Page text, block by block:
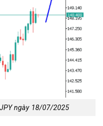
ngày 18/07/2025